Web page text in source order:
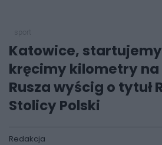
Katowice,
kręcimy kilometry
Rusza wyścig o tytuł
Stolicy Polski
Redakcja